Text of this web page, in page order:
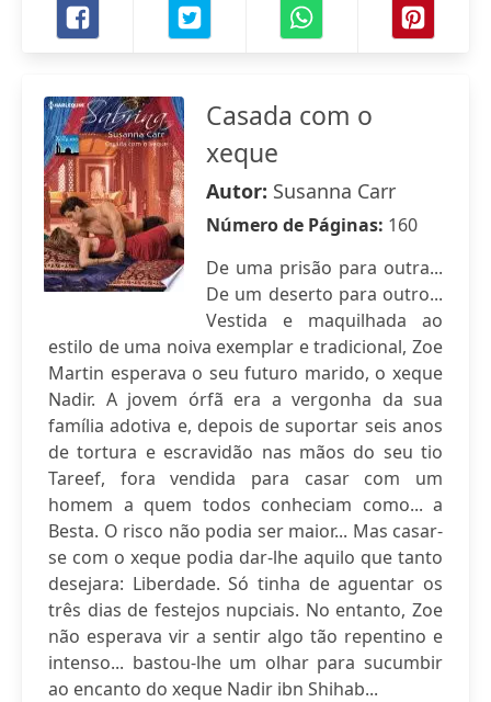
Casada com o
xeque
Autor: Susanna Carr
Número de Páginas: 160
De uma prisão para outra...
De um deserto para outro...
Vestida e maquilhada ao
estilo de uma noiva exemplar e tradicional, Zoe
Martin esperava o seu futuro marido, o xeque
Nadir. A jovem órfã era a vergonha da sua
família adotiva e, depois de suportar seis anos
de tortura e escravidão nas mãos do seu tio
Tareef, fora vendida para casar com um
homem a quem todos conheciam como... a
Besta. O risco não podia ser maior... Mas casar-
se com o xeque podia dar-lhe aquilo que tanto
desejara: Liberdade. Só tinha de aguentar os
três dias de festejos nupciais. No entanto, Zoe
não esperava vir a sentir algo tão repentino e
intenso... bastou-lhe um olhar para sucumbir
ao encanto do xeque Nadir ibn Shihab...